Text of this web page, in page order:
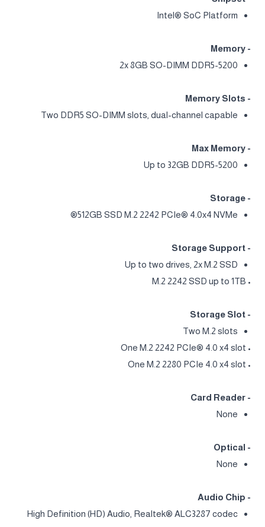
Intel® SoC Platform
- Memory
2x 8GB SO-DIMM DDR5-5200
- Memory Slots
Two DDR5 SO-DIMM slots, dual-channel capable
- Max Memory
Up to 32GB DDR5-5200
- Storage
512GB SSD M.2 2242 PCIe® 4.0x4 NVMe®
- Storage Support
Up to two drives, 2x M.2 SSD
• M.2 2242 SSD up to 1TB
- Storage Slot
Two M.2 slots
• One M.2 2242 PCIe® 4.0 x4 slot
• One M.2 2280 PCIe 4.0 x4 slot
- Card Reader
None
- Optical
None
- Audio Chip
High Definition (HD) Audio, Realtek® ALC3287 codec